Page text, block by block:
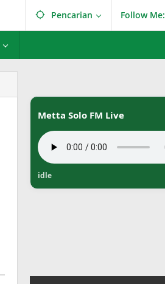
Pencarian Follow Me:
Metta Solo FM Live
idle